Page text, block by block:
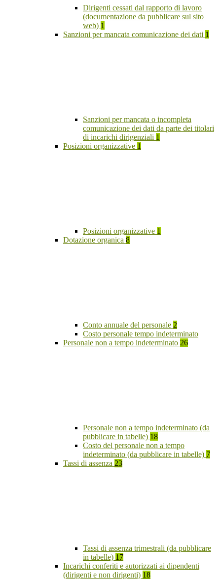
Dirigenti cessati dal rapporto di lavoro
(documentazione da pubblicare sul sito
web) 1
Sanzioni per mancata comunicazione dei dati 1
Sanzioni per mancata o incompleta
comunicazione dei dati da parte dei titolari
di incarichi dirigenziali 1
Posizioni organizzative 1
Posizioni organizzative 1
Dotazione organica 8
Conto annuale del personale 2
Costo personale tempo indeterminato
Personale non a tempo indeterminato 26
Personale non a tempo indeterminato (da
pubblicare in tabelle) 18
Costo del personale non a tempo
indeterminato (da pubblicare in tabelle) 7
Tassi di assenza 23
Tassi di assenza trimestrali (da pubblicare
in tabelle) 17
Incarichi conferiti e autorizzati ai dipendenti
(dirigenti e non dirigenti) 18